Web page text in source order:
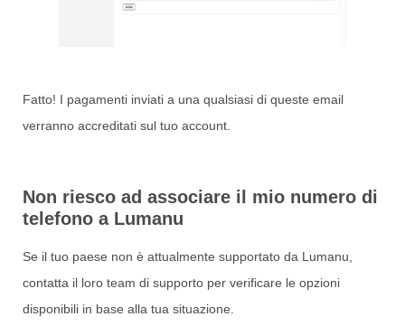
Fatto! I pagamenti inviati a una qualsiasi di queste email
verranno accreditati sul tuo account.
Non riesco ad associare il mio numero di
telefono a Lumanu
Se il tuo paese non è attualmente supportato da Lumanu,
contatta il loro team di supporto per verificare le opzioni
disponibili in base alla tua situazione.